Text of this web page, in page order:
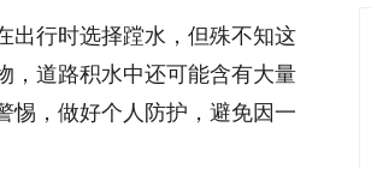
行时选择蹚水，但殊不知这
，道路积水中还可能含有大量
惕，做好个人防护，避免因一